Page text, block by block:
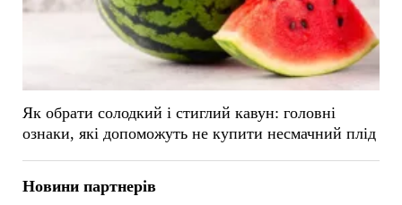
Як обрати солодкий і стиглий кавун: головні
ознаки, які допоможуть не купити несмачний плід
Новини партнерів